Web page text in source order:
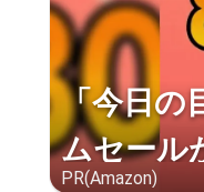
「今日の
ムセール
PR(Amazon)